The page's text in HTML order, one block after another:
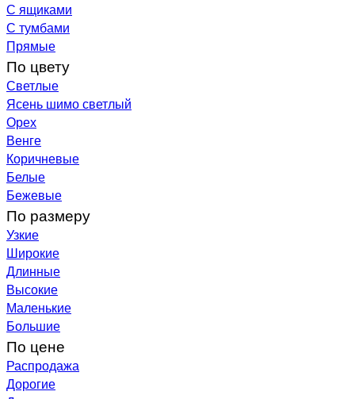
С ящиками
С тумбами
Прямые
По цвету
Светлые
Ясень шимо светлый
Орех
Венге
Коричневые
Белые
Бежевые
По размеру
Узкие
Широкие
Длинные
Высокие
Маленькие
Большие
По цене
Распродажа
Дорогие